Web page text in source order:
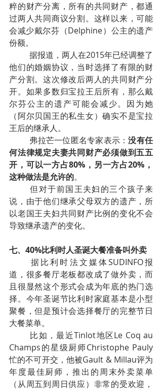
粹的财产分离，所有的共同财产，都通
过两人共同商议分割。这样以来，可能
会减少戴尔芬（Delphine）公主的遗产
份额。
据报道，两人在2015年已经调整了
他们的婚姻协议，当时选择了有限的财
产分割。这次修改后两人的共同财产分
开。如果多数归宝拉王后所有，那么戴
尔芬公主的遗产可能会减少。因为她
（阿尔贝国王的私生女）确实不是宝拉
王后的继承人。
弗拉芒一位匿名专家表示：没有任
何法律规定夫妻共同财产必须做到五五
开，可以一方占80%，另一方占20%，
这种做法是允许的。
但对于前国王夫妇的三个孩子来
说，由于他们继承父母双方的遗产，所
以老国王夫妇共同财产比例的变化不会
导致继承遗产的变化。
七、40%比利时人圣诞大餐准备叫外卖
据比利时法文媒体SUDINFO报
道，很多餐厅老板都改成了做外卖，而
且很显然这个形式会成为年底的热门选
择。今年圣诞节比利时家庭基本是小型
聚餐，但是预计会选择餐厅的完整节日
大餐菜单。
比如，最近Tinlot地区Le Coq au
Champs的星级厨师Christophe Pauly
忙的不可开交，他被Gault & Millau评为
年度最佳厨师，推出的周末外卖菜单
（从周五到周日供应）非常的受欢迎，